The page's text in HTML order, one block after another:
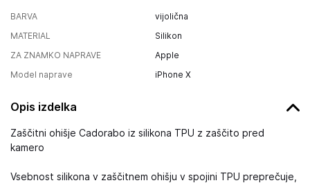
BARVA
vijolična
MATERIAL
Silikon
ZA ZNAMKO NAPRAVE
Apple
Model naprave
iPhone X
Opis izdelka
Zaščitni ohišje Cadorabo iz silikona TPU z zaščito pred
kamero
Vsebnost silikona v zaščitnem ohišju v spojini TPU preprečuje,